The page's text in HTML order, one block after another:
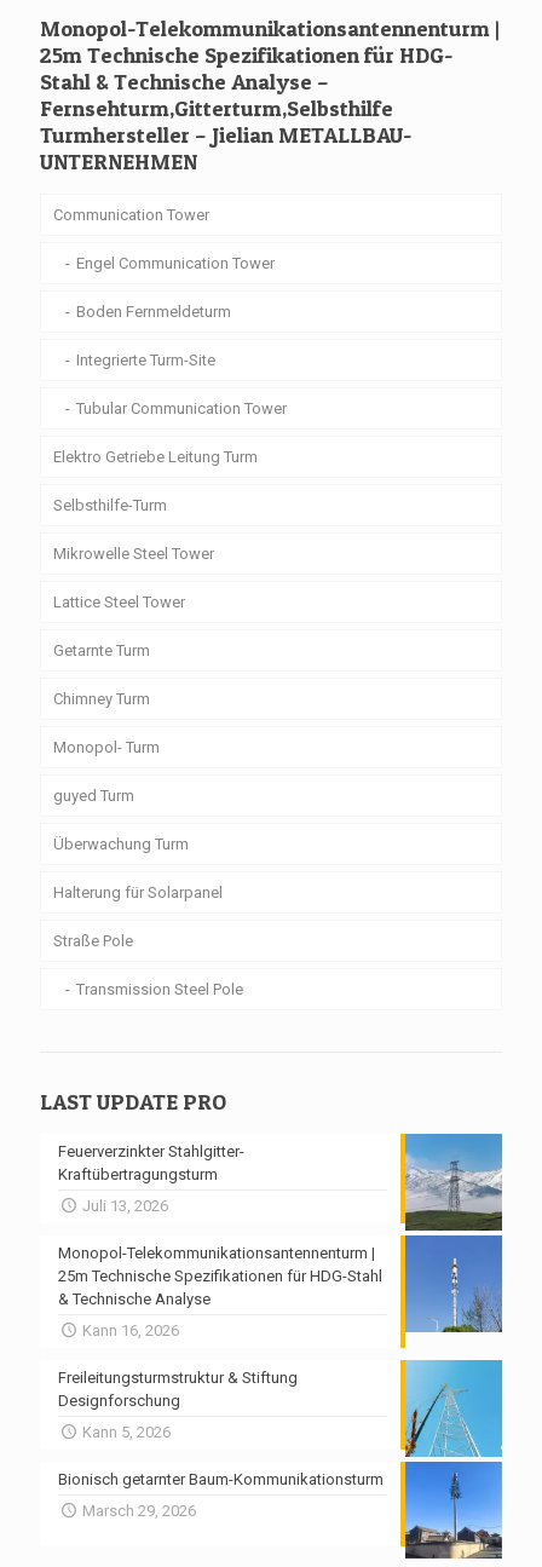
Monopol-Telekommunikationsantennenturm |
25m Technische Spezifikationen für HDG-
Stahl & Technische Analyse –
Fernsehturm,Gitterturm,Selbsthilfe
Turmhersteller – Jielian METALLBAU-
UNTERNEHMEN
Communication Tower
Engel Communication Tower
Boden Fernmeldeturm
Integrierte Turm-Site
Tubular Communication Tower
Elektro Getriebe Leitung Turm
Selbsthilfe-Turm
Mikrowelle Steel Tower
Lattice Steel Tower
Getarnte Turm
Chimney Turm
Monopol- Turm
guyed Turm
Überwachung Turm
Halterung für Solarpanel
Straße Pole
Transmission Steel Pole
LAST UPDATE PRO
Feuerverzinkter Stahlgitter-
Kraftübertragungsturm
Juli 13, 2026
Monopol-Telekommunikationsantennenturm |
25m Technische Spezifikationen für HDG-Stahl
& Technische Analyse
Kann 16, 2026
Freileitungsturmstruktur & Stiftung
Designforschung
Kann 5, 2026
Bionisch getarnter Baum-Kommunikationsturm
Marsch 29, 2026